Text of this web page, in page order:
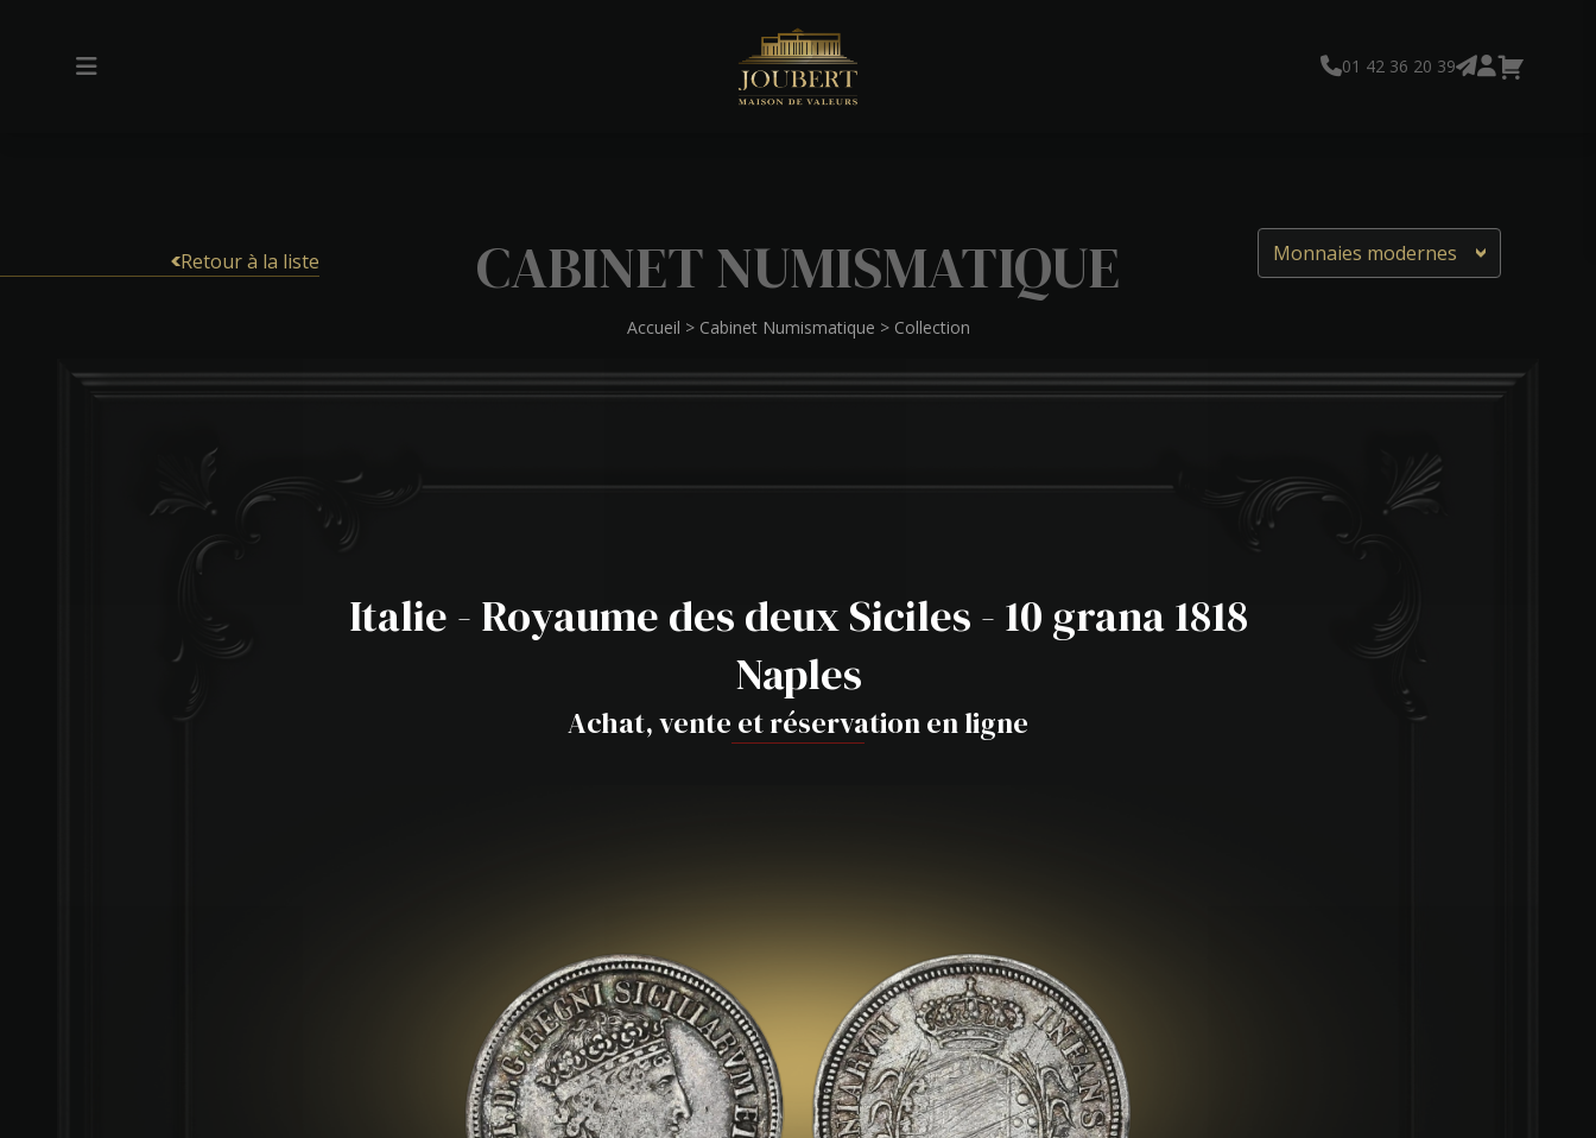
01 42 36 20 39
CABINET NUMISMATIQUE
Accueil > Cabinet Numismatique > Collection
Retour à la liste Monnaies modernes
Italie - Royaume des deux Siciles - 10 grana 1818
Naples
Achat, vente et réservation en ligne